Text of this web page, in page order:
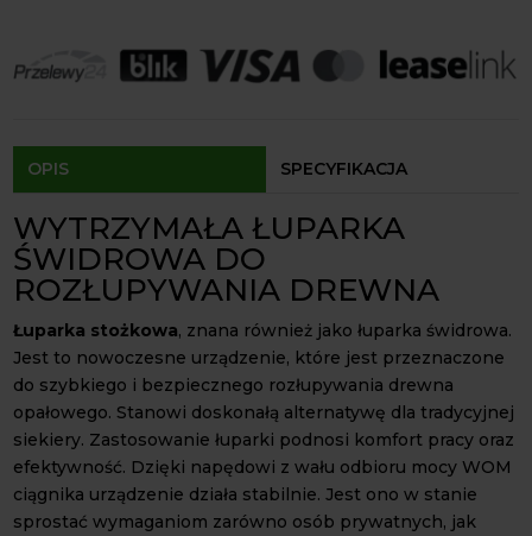
Agrol transport: 200 zł
Agrol transport gabaryty: ustalane indywidualnie
Dostępność form dostawy i ceny uzależniona od produktu.
OPIS SPECYFIKACJA
WYTRZYMAŁA ŁUPARKA
ŚWIDROWA DO
ROZŁUPYWANIA DREWNA
Łuparka stożkowa, znana również jako łuparka świdrowa.
Jest to nowoczesne urządzenie, które jest przeznaczone
do szybkiego i bezpiecznego rozłupywania drewna
opałowego. Stanowi doskonałą alternatywę dla tradycyjnej
siekiery. Zastosowanie łuparki podnosi komfort pracy oraz
efektywność. Dzięki napędowi z wału odbioru mocy WOM
ciągnika urządzenie działa stabilnie. Jest ono w stanie
sprostać wymaganiom zarówno osób prywatnych, jak